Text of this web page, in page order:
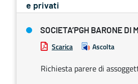
e privati
SOCIETA’PGH BARONE DI
Scarica Ascolta
Richiesta parere di